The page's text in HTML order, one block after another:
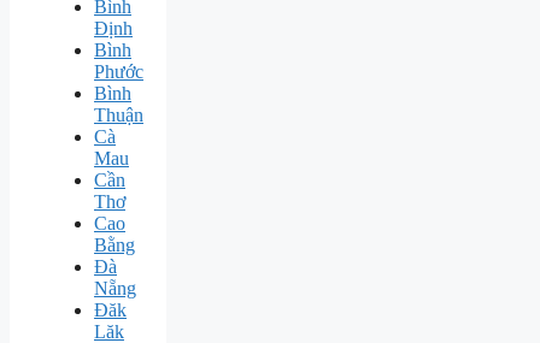
Bình
Định
Bình
Phước
Bình
Thuận
Cà
Mau
Cần
Thơ
Cao
Bằng
Đà
Nẵng
Đăk
Lăk